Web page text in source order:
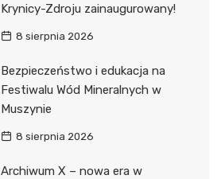
Krynicy-Zdroju zainaugurowany!
8 sierpnia 2026
Bezpieczeństwo i edukacja na
Festiwalu Wód Mineralnych w
Muszynie
8 sierpnia 2026
Archiwum X – nowa era w